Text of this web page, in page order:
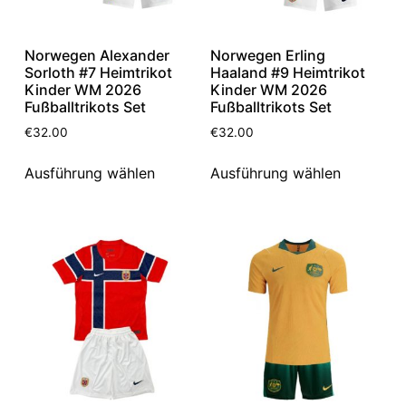
Norwegen Alexander
Sorloth #7 Heimtrikot
Kinder WM 2026
Fußballtrikots Set
€32.00
Ausführung wählen
Norwegen Erling
Haaland #9 Heimtrikot
Kinder WM 2026
Fußballtrikots Set
€32.00
Ausführung wählen